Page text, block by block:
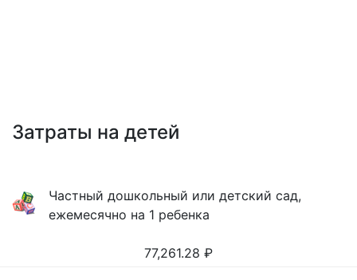
Затраты на детей
Частный дошкольный или детский сад,
ежемесячно на 1 ребенка
77,261.28 ₽